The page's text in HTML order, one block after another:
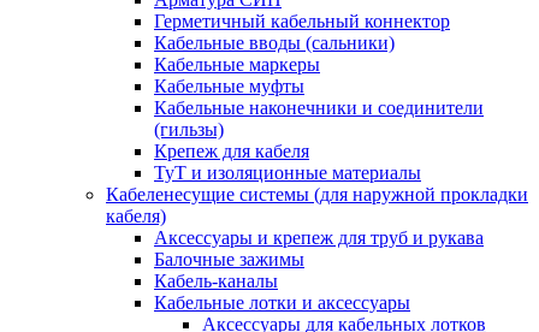
Герметичный кабельный коннектор
Кабельные вводы (сальники)
Кабельные маркеры
Кабельные муфты
Кабельные наконечники и соединители
(гильзы)
Крепеж для кабеля
ТуТ и изоляционные материалы
Кабеленесущие системы (для наружной прокладки
кабеля)
Аксессуары и крепеж для труб и рукава
Балочные зажимы
Кабель-каналы
Кабельные лотки и аксессуары
Аксессуары для кабельных лотков